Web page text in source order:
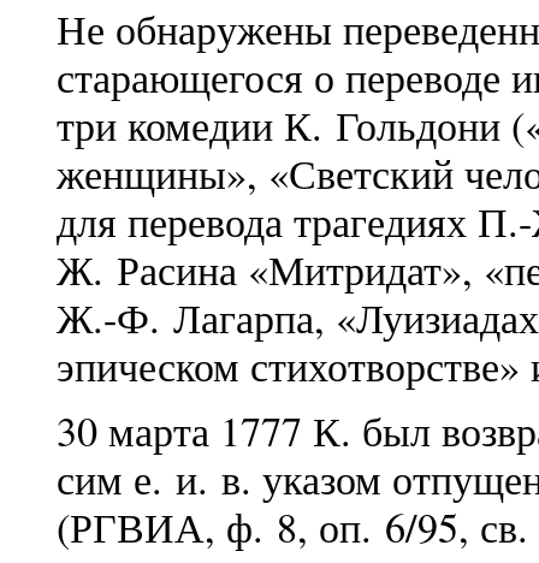
Не обнаружены
старающегося о переводе
три комедии К. Гольдони
женщины», «Светский
для перевода трагедиях
Ж. Расина «Митридат»,
Ж.-Ф. Лагарпа,
эпическом
30 марта 1777 К. был
сим е. и. в. указом
(РГВИА, ф. 8, оп. 6/95,